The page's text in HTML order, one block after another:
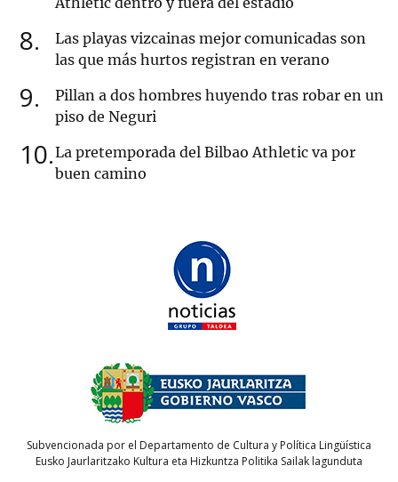
8
Las playas vizcainas mejor comunicadas son
las que más hurtos registran en verano
9
Pillan a dos hombres huyendo tras robar en un
piso de Neguri
10 La pretemporada del Bilbao Athletic va por
buen camino
Subvencionada por el Departamento de Cultura y Política Lingüística
Eusko Jaurlaritzako Kultura eta Hizkuntza Politika Sailak lagunduta